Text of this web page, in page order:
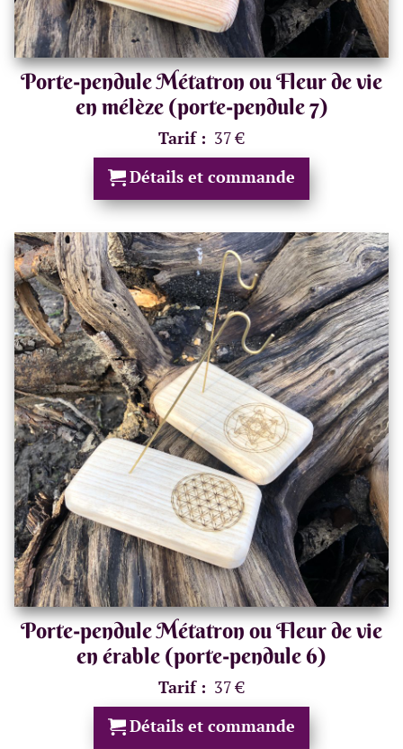
Porte-pendule Métatron ou Fleur de vie
en mélèze (porte-pendule 7)
Tarif : 37 €
Détails et commande
Porte-pendule Métatron ou Fleur de vie
en érable (porte-pendule 6)
Tarif : 37 €
Détails et commande